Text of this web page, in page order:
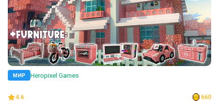
МИР Heropixel Games
4.6 660